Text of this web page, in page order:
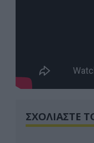
ΣΧΟΛΙΑΣΤΕ